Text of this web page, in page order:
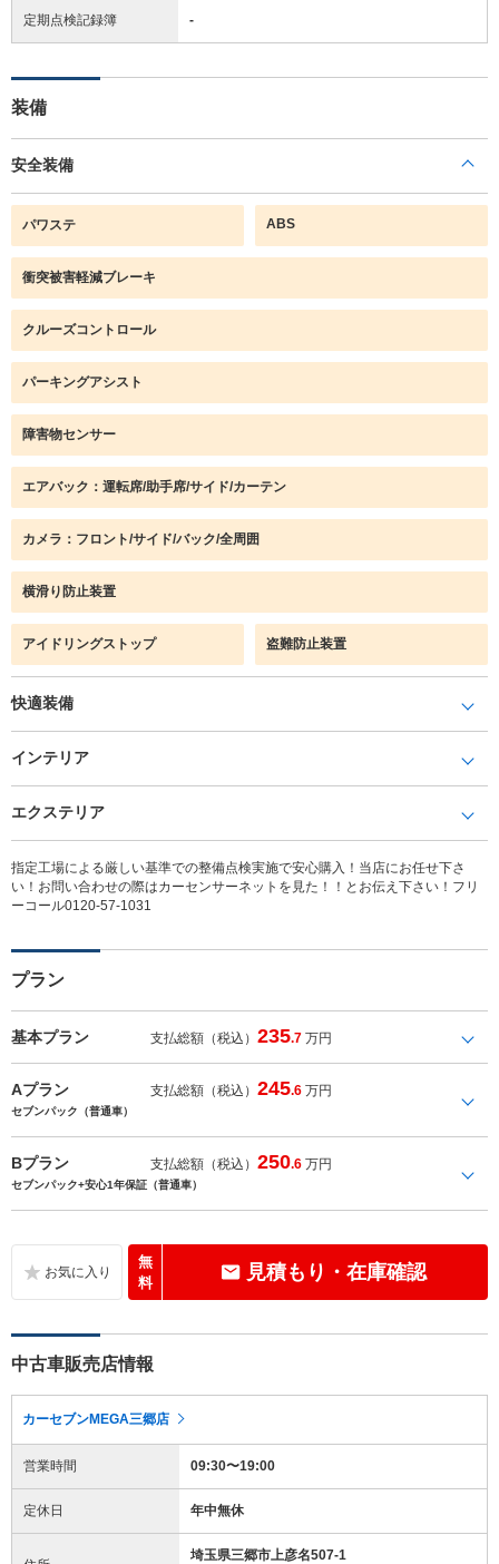
定期点検記録簿 -
装備
安全装備
パワステ ABS
衝突被害軽減ブレーキ
クルーズコントロール
パーキングアシスト
障害物センサー
エアバック：運転席/助手席/サイド/カーテン
カメラ：フロント/サイド/バック/全周囲
横滑り防止装置
アイドリングストップ 盗難防止装置
快適装備
インテリア
エクステリア
指定工場による厳しい基準での整備点検実施で安心購入！当店にお任せ下さ
い！お問い合わせの際はカーセンサーネットを見た！！とお伝え下さい！フリ
ーコール0120-57-1031
プラン
基本プラン 支払総額（税込）235.7 万円
Aプラン 支払総額（税込）245.6 万円
セブンパック（普通車）
Bプラン 支払総額（税込）250.6 万円
セブンパック+安心1年保証（普通車）
無
料
見積もり・在庫確認
中古車販売店情報
カーセブンMEGA三郷店
営業時間 09:30〜19:00
定休日 年中無休
埼玉県三郷市上彦名507-1